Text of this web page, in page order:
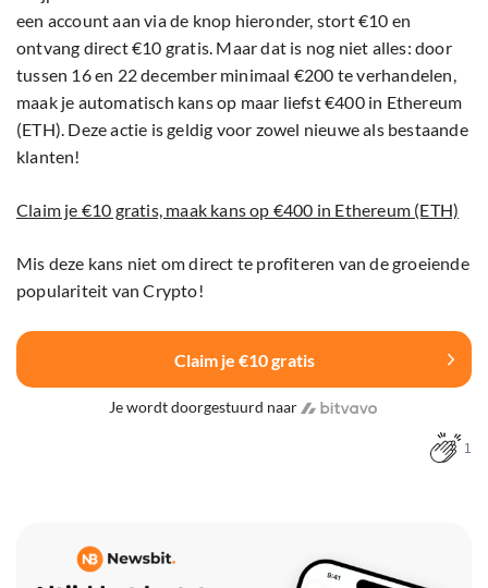
een account aan via de knop hieronder, stort €10 en
ontvang direct €10 gratis. Maar dat is nog niet alles: door
tussen 16 en 22 december minimaal €200 te verhandelen,
maak je automatisch kans op maar liefst €400 in Ethereum
(ETH). Deze actie is geldig voor zowel nieuwe als bestaande
klanten!
Claim je €10 gratis, maak kans op €400 in Ethereum (ETH)
Mis deze kans niet om direct te profiteren van de groeiende
populariteit van Crypto!
Claim je €10 gratis
Je wordt doorgestuurd naar
1